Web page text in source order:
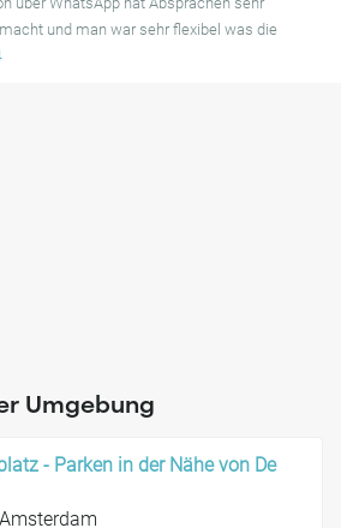
und man war sehr flexibel was die
Ich würde jederzeit wieder dort parken.
Umgebung
- Parken in der Nähe von De